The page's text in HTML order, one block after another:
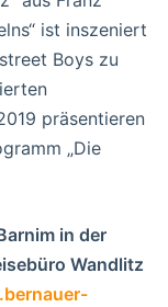
ist inszeniert
Boys zu
präsentieren
„Die
in der
Wandlitz